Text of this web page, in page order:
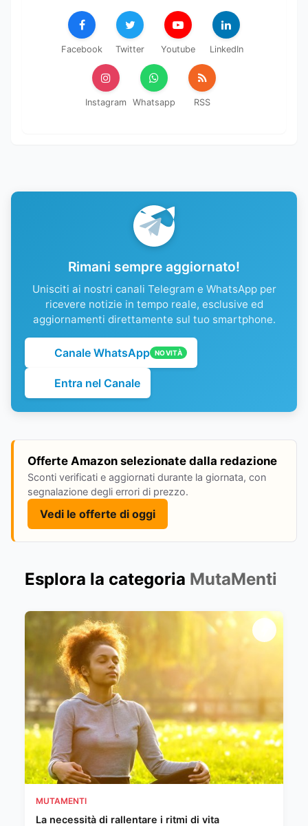
Facebook Twitter Youtube LinkedIn
Instagram Whatsapp RSS
Rimani sempre aggiornato!
Unisciti ai nostri canali Telegram e WhatsApp per
ricevere notizie in tempo reale, esclusive ed
aggiornamenti direttamente sul tuo smartphone.
Canale WhatsApp NOVITÀ
Entra nel Canale
Offerte Amazon selezionate dalla redazione
Sconti verificati e aggiornati durante la giornata, con
segnalazione degli errori di prezzo.
Vedi le offerte di oggi
Esplora la categoria MutaMenti
MUTAMENTI
La necessità di rallentare i ritmi di vita